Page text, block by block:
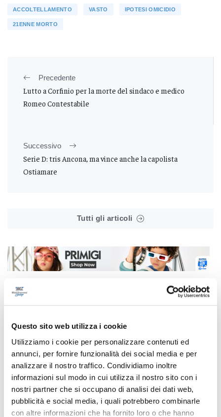
Questo sito web utilizza i cookie
Utilizziamo i cookie per personalizzare contenuti ed
annunci, per fornire funzionalità dei social media e per
analizzare il nostro traffico. Condividiamo inoltre
informazioni sul modo in cui utilizza il nostro sito con i
nostri partner che si occupano di analisi dei dati web,
pubblicità e social media, i quali potrebbero combinarle
con altre informazioni che ha fornito loro o che hanno
ACCOLTELLAMENTO VASTO IPOTESI OMICIDIO
21ENNE MORTO
Precedente
Lutto a Corfinio per la morte del sindaco e medico
Romeo Contestabile
Successivo
Serie D: tris Ancona, ma vince anche la capolista
Ostiamare
Tutti gli articoli
Correlati